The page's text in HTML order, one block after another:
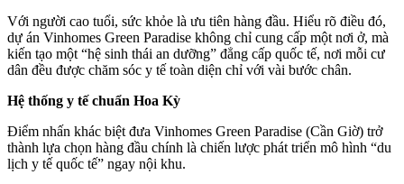
Với người cao tuổi, sức khỏe là ưu tiên hàng đầu. Hiểu rõ điều đó,
dự án Vinhomes Green Paradise không chỉ cung cấp một nơi ở, mà
kiến tạo một “hệ sinh thái an dưỡng” đẳng cấp quốc tế, nơi mỗi cư
dân đều được chăm sóc y tế toàn diện chỉ với vài bước chân.
Hệ thống y tế chuẩn Hoa Kỳ
Điểm nhấn khác biệt đưa Vinhomes Green Paradise (Cần Giờ) trở
thành lựa chọn hàng đầu chính là chiến lược phát triển mô hình “du
lịch y tế quốc tế” ngay nội khu.